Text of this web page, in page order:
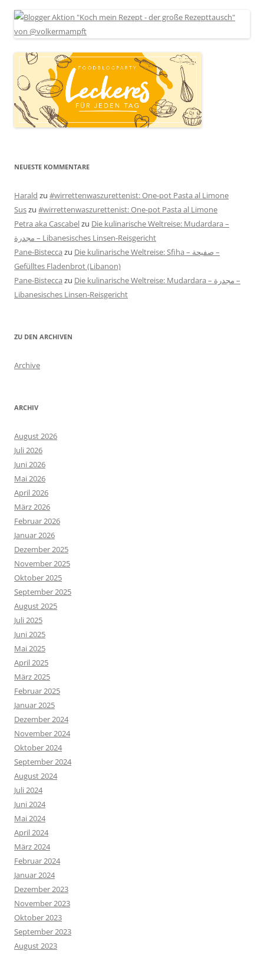
NEUESTE KOMMENTARE
Harald zu #wirrettenwaszurettenist: One-pot Pasta al Limone
Suszu #wirrettenwaszurettenist: One-pot Pasta al Limone
Petra aka Cascabelzu Die kulinarische Weltreise: Mudardara –
مجدرة – Libanesisches Linsen-Reisgericht
Pane-Bistecca zu Die kulinarische Weltreise: Sfiha – صفيحة –
Gefülltes Fladenbrot (Libanon)
Pane-Bistecca zu Die kulinarische Weltreise: Mudardara – مجدرة –
Libanesisches Linsen-Reisgericht
ZU DEN ARCHIVEN
Archive
ARCHIV
August 2026
Juli 2026
Juni 2026
Mai 2026
April 2026
März 2026
Februar 2026
Januar 2026
Dezember 2025
November 2025
Oktober 2025
September 2025
August 2025
Juli 2025
Juni 2025
Mai 2025
April 2025
März 2025
Februar 2025
Januar 2025
Dezember 2024
November 2024
Oktober 2024
September 2024
August 2024
Juli 2024
Juni 2024
Mai 2024
April 2024
März 2024
Februar 2024
Januar 2024
Dezember 2023
November 2023
Oktober 2023
September 2023
August 2023